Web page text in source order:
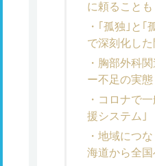
に頼ることも
｢孤独｣と｢
で深刻化した
胸部外科
ー不足の実態
コロナで
援システム｣
地域につ
海道から全国